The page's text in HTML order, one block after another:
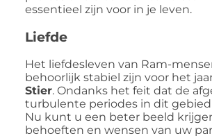
essentieel zijn voor in je leven.
Liefde
Het liefdesleven van Ram-
behoorlijk stabiel zijn voor het
Stier. Ondanks het feit dat de
turbulente periodes in dit
Nu kunt u een beter beeld
behoeften en wensen van uw